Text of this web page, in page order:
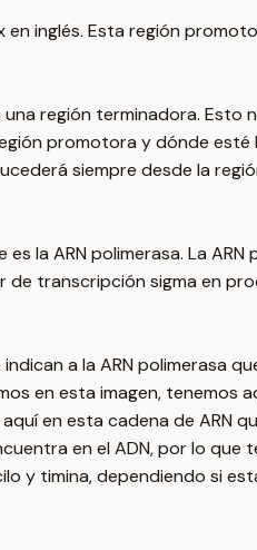
inglés. Esta región
región terminadora. Esto
promotora y dónde
siempre desde la
la ARN polimerasa. La
transcripción sigma en
a la ARN polimerasa
en esta imagen,
en esta cadena de
en el ADN, por lo
y timina, dependiendo si